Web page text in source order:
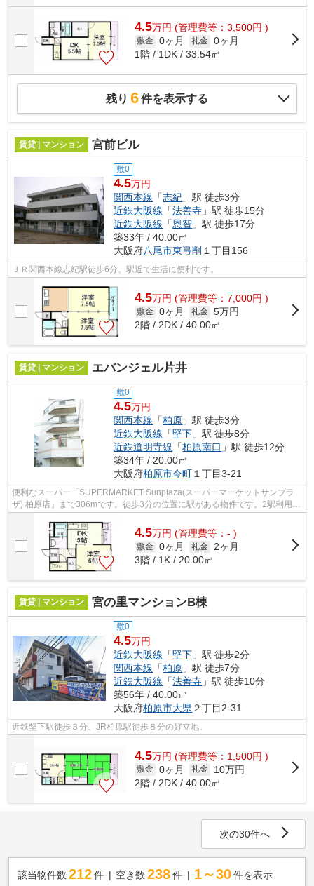
4.5万円 (管理費等：3,500円 )
敷金 0ヶ月 礼金 0ヶ月
1階 / 1DK / 33.54㎡
残り 6件を表示する
賃貸 | マンション 宮前ビル
敷0
4.5万円
関西本線 「志紀 」駅 徒歩3分
近鉄大阪線 「法善寺 」駅 徒歩15分
近鉄大阪線 「恩智 」駅 徒歩17分
築33年 / 40.00㎡
大阪府八尾市東弓削 １丁目156
ＪＲ関西本線志紀駅徒歩6分、駅近で生活に便利です。
4.5万円 (管理費等：7,000円 )
敷金 0ヶ月 礼金 5万円
2階 / 2DK / 40.00㎡
賃貸 | マンション エバンジェル片井
敷0
4.5万円
関西本線 「柏原 」駅 徒歩3分
近鉄大阪線 「堅下 」駅 徒歩8分
近鉄道明寺線 「柏原南口 」駅 徒歩12分
築34年 / 20.00㎡
大阪府柏原市今町 １丁目3-21
便利なスーパー「SUPERMARKET Sunplaza(スーパーマーケットサンプラ
ザ) 柏原店」まで306mです。徒歩3分の位置に駅がある物件です。2駅利用で
きるので電車をよく使う方におすすめな物件...
4.5万円 (管理費等：- )
敷金 0ヶ月 礼金
2ヶ月
3階 / 1K / 20.00㎡
賃貸 | マンション 宮の里マンションB棟
敷0
4.5万円
近鉄大阪線 「堅下 」駅 徒歩2分
関西本線 「柏原 」駅 徒歩7分
近鉄大阪線 「法善寺 」駅 徒歩10分
築56年 / 40.00㎡
大阪府柏原市大県２丁目2-31
近鉄堅下駅徒歩３分、JR柏原駅徒歩８分の好立地。
4.5万円 (管理費等：1,500円 )
敷金 0ヶ月 礼金
10万円
2階 / 2DK / 40.00㎡
次の30件へ
該当物件数 212件 空き数 238 件 1～30 件を表示